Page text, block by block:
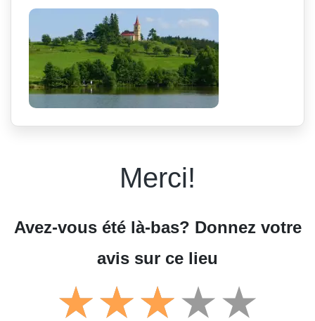
Merci!
Avez-vous été là-bas? Donnez votre
avis sur ce lieu